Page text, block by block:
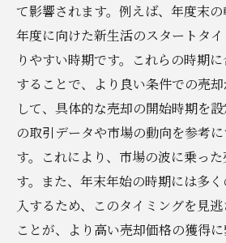
て影響されます。例えば、年度末
年度に向けた新生活のスタートタ
りやすい時期です。これらの時期
することで、より良い条件での売
して、具体的な売却の開始時期を
の取引データや市場の動向を参考
す。これにより、市場の波に乗っ
す。また、年末年始の時期には多
入するため、このタイミングを見
ことが、より高い売却価格の獲得